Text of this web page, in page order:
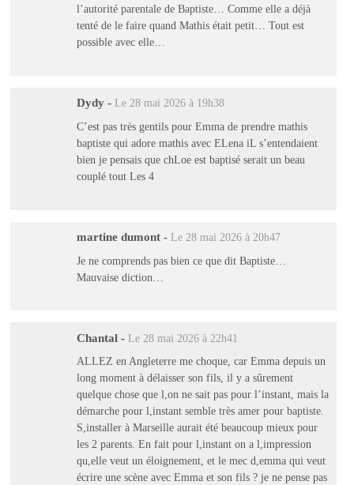
l’autorité parentale de Baptiste… Comme elle a déjà
tenté de le faire quand Mathis était petit… Tout est
possible avec elle…
Dydy - Le 28 mai 2026 à 19h38
C’est pas très gentils pour Emma de prendre mathis
baptiste qui adore mathis avec ELena iL s’entendaient
bien je pensais que chLoe est baptisé serait un beau
couplé tout Les 4
martine dumont - Le 28 mai 2026 à 20h47
Je ne comprends pas bien ce que dit Baptiste…
Mauvaise diction…
Chantal - Le 28 mai 2026 à 22h41
ALLEZ en Angleterre me choque, car Emma depuis un
long moment à délaisser son fils, il y a sûrement
quelque chose que l,on ne sait pas pour l’instant, mais la
démarche pour l,instant semble très amer pour baptiste.
S,installer à Marseille aurait été beaucoup mieux pour
les 2 parents. En fait pour l,instant on a l,impression
qu,elle veut un éloignement, et le mec d,emma qui veut
écrire une scène avec Emma et son fils ? je ne pense pas